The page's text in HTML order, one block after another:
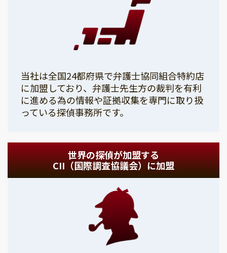
当社は全国24都府県で弁護士協同組合特約店
に加盟しており、弁護士先生方の裁判を有利
に進める為の情報や証拠収集を専門に取り扱
っている探偵事務所です。
世界の探偵が加盟する
CII（国際調査協議会）に加盟